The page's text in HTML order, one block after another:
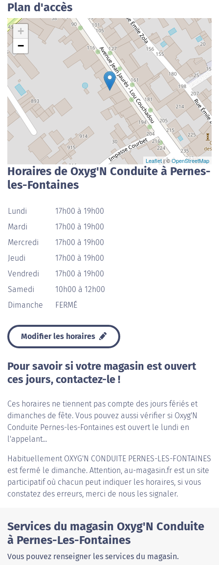
Plan d'accès
+
−
Leaflet| ©OpenStreetMap
Horaires de Oxyg'N Conduite à Pernes-
les-Fontaines
Lundi
17h00 à 19h00
Mardi
17h00 à 19h00
Mercredi
17h00 à 19h00
Jeudi
17h00 à 19h00
Vendredi
17h00 à 19h00
Samedi
10h00 à 12h00
Dimanche
FERMÉ
Modifier les horaires
Pour savoir si votre magasin est ouvert
ces jours, contactez-le !
Ces horaires ne tiennent pas compte des jours fériés et
dimanches de fête. Vous pouvez aussi vérifier si Oxyg'N
Conduite Pernes-les-Fontaines est ouvert le lundi en
l'appelant...
Habituellement OXYG'N CONDUITE PERNES-LES-FONTAINES
est fermé le dimanche. Attention, au-magasin.fr est un site
participatif où chacun peut indiquer les horaires, si vous
constatez des erreurs, merci de nous les signaler.
Services du magasin Oxyg'N Conduite
à Pernes-Les-Fontaines
Vous pouvez renseigner les services du magasin.